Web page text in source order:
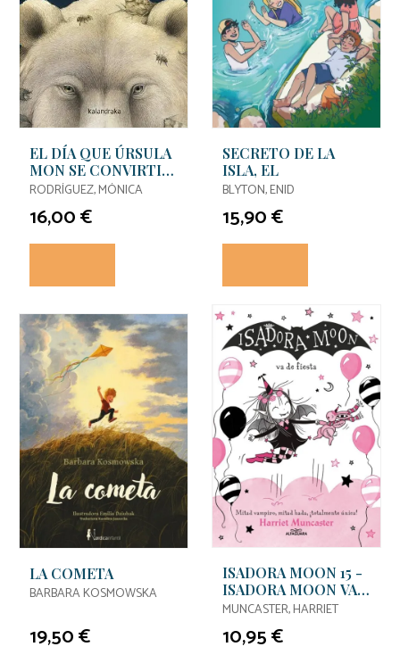
EL DÍA QUE ÚRSULA
MON SE CONVIRTIÓ
EN OSO
RODRÍGUEZ, MÓNICA
16,00 €
SECRETO DE LA
ISLA, EL
BLYTON, ENID
15,90 €
LA COMETA
BARBARA KOSMOWSKA
19,50 €
ISADORA MOON 15 -
ISADORA MOON VA
DE FIESTA
MUNCASTER, HARRIET
10,95 €